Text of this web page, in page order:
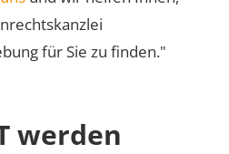
für Sie zu finden."
werden